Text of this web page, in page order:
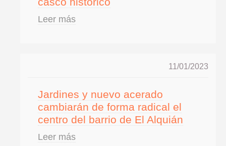
Leer más
11/01/2023
Jardines y nuevo acerado
cambiarán de forma radical el
centro del barrio de El Alquián
Leer más